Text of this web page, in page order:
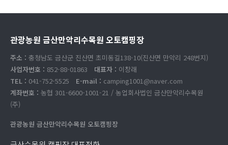
관광농원 금산만악리수목원 오토캠핑장
주소 : 충청남도 금산군 진산면 초미동길138-10(진산면 만악리 248번지)
사업자번호 : 852-88-01863 대표자 : 이창래
TEL : 041-752-5525 E-mail : camping1001@naver.com
계좌번호 : 농협 301-6600-1001-21 / 농업회사법인 금산만악리수목원
(주)
관광농원 금산만악리수목원 오토캠핑장